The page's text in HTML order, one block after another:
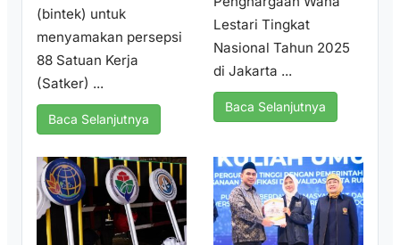
(bintek) untuk
menyamakan persepsi
88 Satuan Kerja
(Satker) ...
Baca Selanjutnya
Lestari Tingkat
Nasional Tahun 2025
di Jakarta ...
Baca Selanjutnya